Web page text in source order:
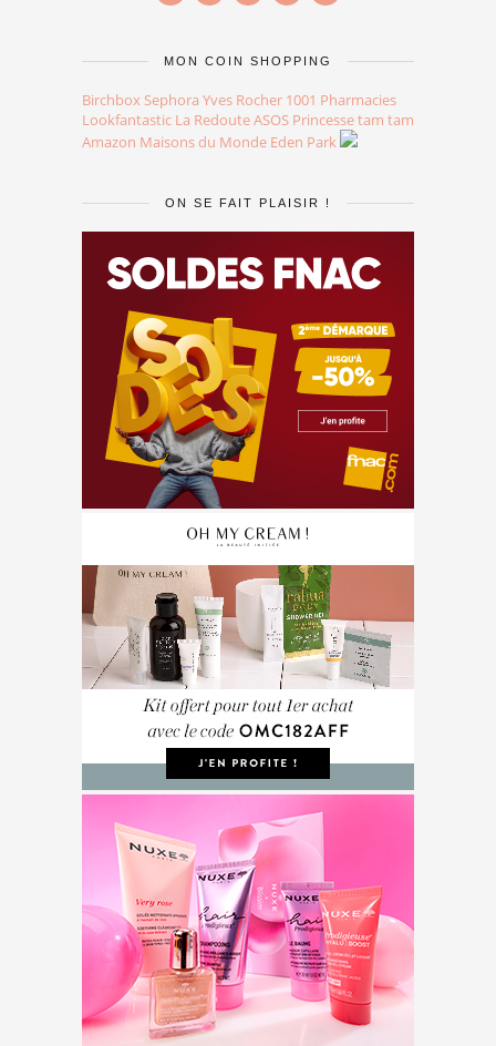
MON COIN SHOPPING
Birchbox Sephora Yves Rocher 1001 Pharmacies
Lookfantastic La RedouteASOS Princesse tam tam
Amazon Maisons du Monde Eden Park
ON SE FAIT PLAISIR !